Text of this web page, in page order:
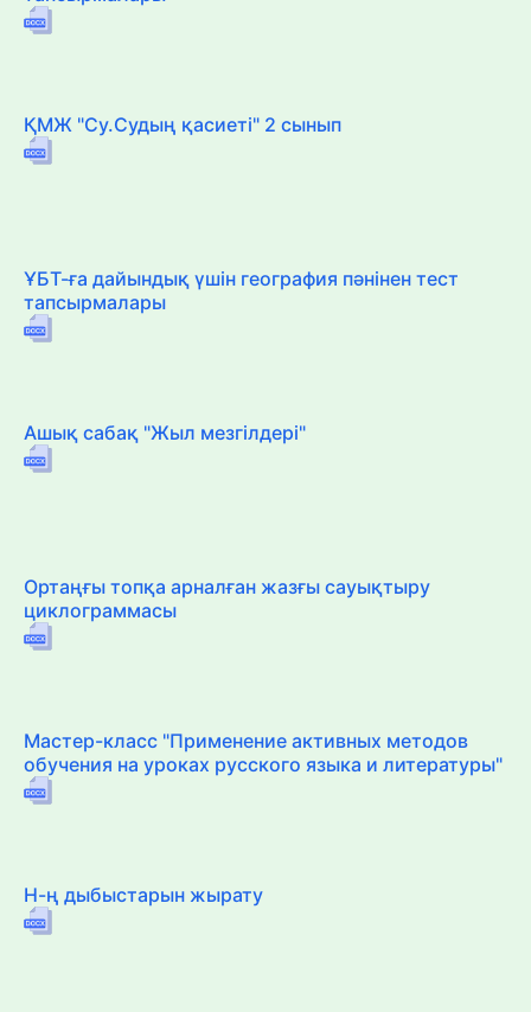
ҚМЖ "Су.Судың қасиеті" 2 сынып
ҰБТ-ға дайындық үшін география пәнінен тест
тапсырмалары
Ашық сабақ "Жыл мезгілдері"
Ортаңғы топқа арналған жазғы сауықтыру
циклограммасы
Мастер-класс "Применение активных методов
обучения на уроках русского языка и литературы"
Н-ң дыбыстарын жырату